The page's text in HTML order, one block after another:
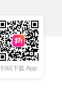
扫码下载 App